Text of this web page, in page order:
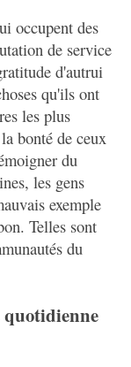
occupent des
de service
d'autrui
qu'ils ont
les plus
bonté de ceux
du
les gens
exemple
Telles sont
du